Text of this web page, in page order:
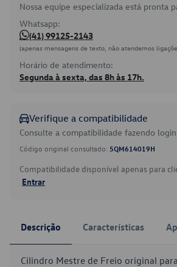
Nossa equipe especializada está pronta
Whatsapp:
(41) 99125-2143
(apenas mensagens de texto, não atendemos
Horário de atendimento:
Segunda à sexta, das 8h às 17h.
Verifique a compatibilidade
Consulte a compatibilidade fazendo
Código original consultado: 5QM614019H
Compatibilidade disponível apenas para
Entrar
Descrição Características
Cilindro Mestre de Freio original